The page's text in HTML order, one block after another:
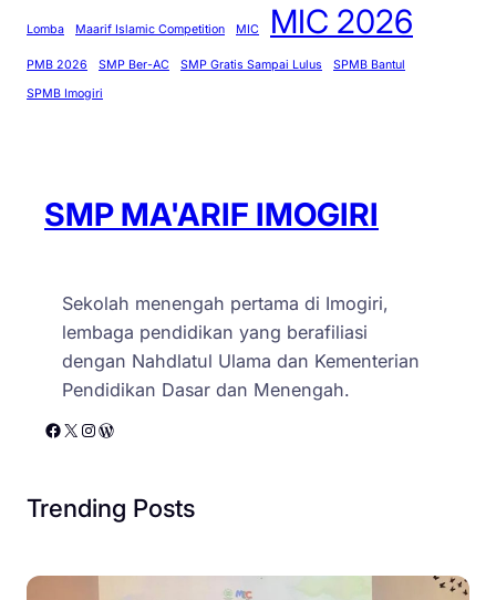
Lomba Maarif Islamic Competition MIC MIC 2026
PMB 2026 SMP Ber-AC SMP Gratis Sampai Lulus
SPMB Bantul
SPMB Imogiri
SMP MA'ARIF IMOGIRI
Sekolah menengah pertama di Imogiri,
lembaga pendidikan yang berafiliasi
dengan Nahdlatul Ulama dan Kementerian
Pendidikan Dasar dan Menengah.
Facebook X Instagram WordPress
Trending Posts